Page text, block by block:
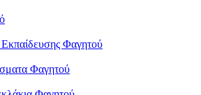
Φαγητού
Φαγητού